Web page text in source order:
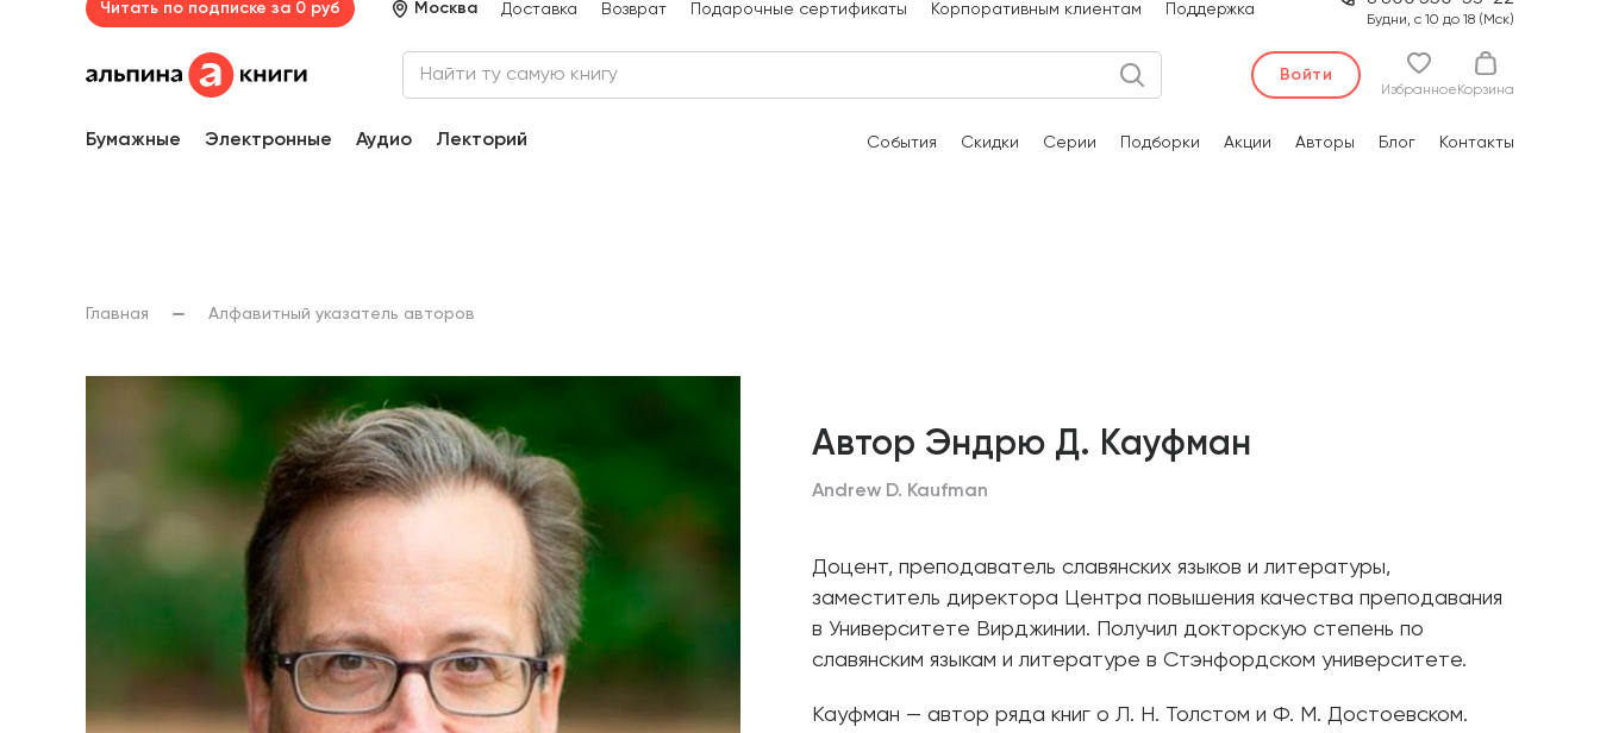
Читать по подписке за 0 руб Москва Доставка Возврат Подарочные сертификаты Корпоративным клиентам Поддержка
Будни, с 10 до 18 (Мск)
Войти
Избранное Корзина
Бумажные Электронные Аудио Лекторий События Скидки Серии Подборки Акции Авторы Блог Контакты
Главная Алфавитный указатель авторов
Автор Эндрю Д. Кауфман
Andrew D. Kaufman
Доцент, преподаватель славянских языков и литературы,
заместитель директора Центра повышения качества преподавания
в Университете Вирджинии. Получил докторскую степень по
славянским языкам и литературе в Стэнфордском университете.
Кауфман — автор ряда книг о Л. Н. Толстом и Ф. М. Достоевском.